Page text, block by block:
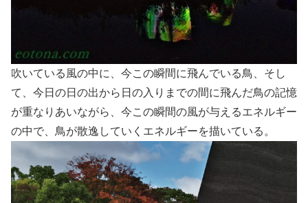
吹いている風の中に、今この瞬間に飛んでいる鳥、そし
て、今日の日の出から日の入りまでの間に飛んだ鳥の記憶
が重なりあいながら、今この瞬間の風が与えるエネルギー
の中で、鳥が散逸していくエネルギーを描いている。